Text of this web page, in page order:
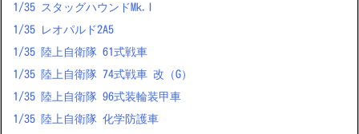
1/35 スタッグハウンドMk.I
1/35 レオパルド2A5
1/35 陸上自衛隊 61式戦車
1/35 陸上自衛隊 74式戦車 改（G）
1/35 陸上自衛隊 96式装輪装甲車
1/35 陸上自衛隊 化学防護車